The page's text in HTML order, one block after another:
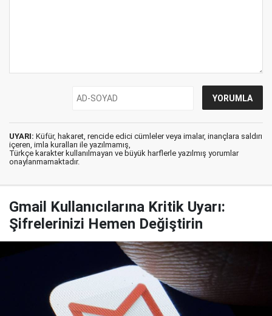
UYARI: Küfür, hakaret, rencide edici cümleler veya imalar, inançlara saldırı
içeren, imla kuralları ile yazılmamış,
Türkçe karakter kullanılmayan ve büyük harflerle yazılmış yorumlar
onaylanmamaktadır.
Gmail Kullanıcılarına Kritik Uyarı:
Şifrelerinizi Hemen Değiştirin